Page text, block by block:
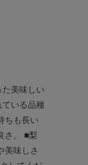
美味しい
ている品種
ちも長い
さ。 ■梨
美味しさ